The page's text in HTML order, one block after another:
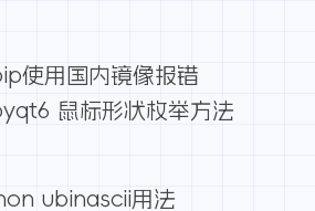
使用国内镜像报错
鼠标形状枚举方法
ubinascii用法